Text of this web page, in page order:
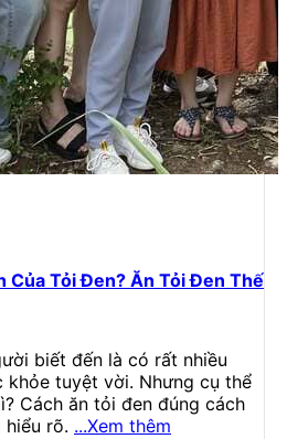
Của Tỏi Đen? Ăn Tỏi Đen Thế
biết đến là có rất nhiều
khỏe tuyệt vời. Nhưng cụ thể
Cách ăn tỏi đen đúng cách
rõ. ...Xem thêm